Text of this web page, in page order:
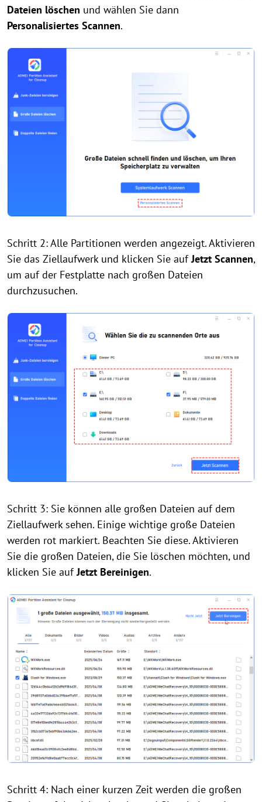
Dateien löschen und wählen Sie dann
Personalisiertes Scannen.
Schritt 2: Alle Partitionen werden angezeigt. Aktivieren
Sie das Ziellaufwerk und klicken Sie aufJetzt Scannen,
um auf der Festplatte nach großen Dateien
durchzusuchen.
Schritt 3: Sie können alle großen Dateien auf dem
Ziellaufwerk sehen. Einige wichtige große Dateien
werden rot markiert. Beachten Sie diese. Aktivieren
Sie die großen Dateien, die Sie löschen möchten, und
klicken Sie aufJetzt Bereinigen.
Schritt 4: Nach einer kurzen Zeit werden die großen